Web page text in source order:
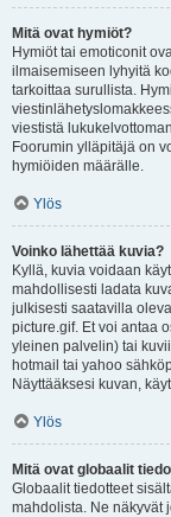
Mitä ovat hymiöt?
Hymiöt tai emoticonit
ilmaisemiseen lyhyitä
tarkoittaa surullista.
viestistä
Foorumin ylläpitäjä on
hymiöiden määrälle.
Ylös
Voinko lähettää kuvia?
Kyllä, kuvia voidaan
mahdollisesti ladata
julkisesti saatavilla
picture.gif. Et voi antaa
yleinen palvelin) tai
hotmail tai yahoo
Näyttääksesi kuvan,
Ylös
Mitä ovat globaalit
Globaalit tiedotteet
mahdolista. Ne näkyvät